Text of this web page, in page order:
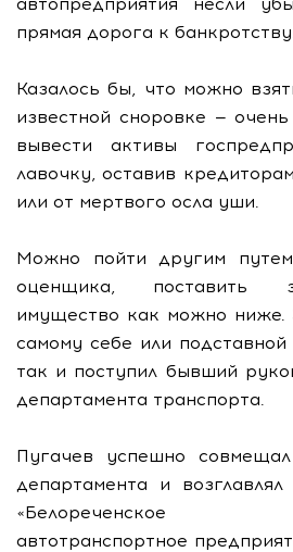
прямая дорога к
Казалось бы, что можно
известной сноровке —
вывести активы
лавочку, оставив
или от мертвого осла уши.
Можно пойти другим
оценщика, поставить
имущество как можно ниже.
самому себе или
так и поступил бывший
департамента транспорта.
Пугачев успешно
департамента и
«Белореченское
автотранспортное